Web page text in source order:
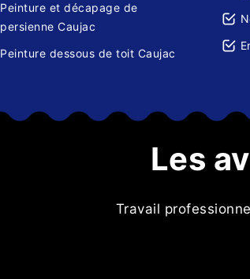
Peinture et décapage de
persienne Caujac
Peinture dessous de toit Caujac
Les
Travail